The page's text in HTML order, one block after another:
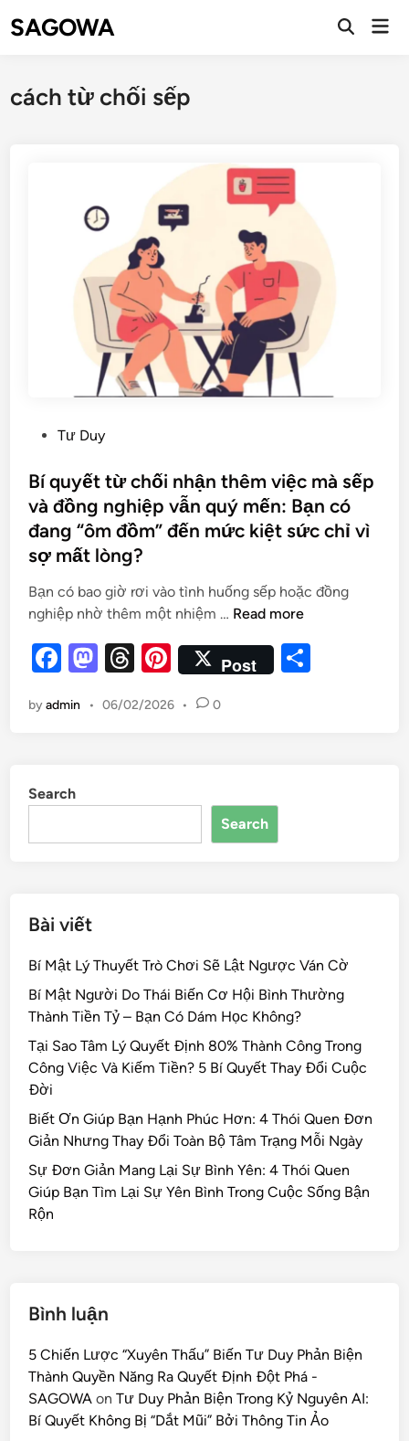
SAGOWA
cách từ chối sếp
Tư Duy
Bí quyết từ chối nhận thêm việc mà sếp
và đồng nghiệp vẫn quý mến: Bạn có
đang “ôm đồm” đến mức kiệt sức chỉ vì
sợ mất lòng?
Bạn có bao giờ rơi vào tình huống sếp hoặc đồng
nghiệp nhờ thêm một nhiệm … Read more
F
c
o
o
M
to
n
T
e
s
Pi
er
Post
byadmin • 06/02/2026 • 0
Search
Search
Bài viết
Bí Mật Lý Thuyết Trò Chơi Sẽ Lật Ngược Ván Cờ
Bí Mật Người Do Thái Biến Cơ Hội Bình Thường
Thành Tiền Tỷ – Bạn Có Dám Học Không?
Tại Sao Tâm Lý Quyết Định 80% Thành Công Trong
Công Việc Và Kiếm Tiền? 5 Bí Quyết Thay Đổi Cuộc
Đời
Biết Ơn Giúp Bạn Hạnh Phúc Hơn: 4 Thói Quen Đơn
Giản Nhưng Thay Đổi Toàn Bộ Tâm Trạng Mỗi Ngày
Sự Đơn Giản Mang Lại Sự Bình Yên: 4 Thói Quen
Giúp Bạn Tìm Lại Sự Yên Bình Trong Cuộc Sống Bận
Rộn
Bình luận
5 Chiến Lược “Xuyên Thấu” Biến Tư Duy Phản Biện
Thành Quyền Năng Ra Quyết Định Đột Phá -
SAGOWA onTư Duy Phản Biện Trong Kỷ Nguyên AI:
Bí Quyết Không Bị “Dắt Mũi” Bởi Thông Tin Ảo